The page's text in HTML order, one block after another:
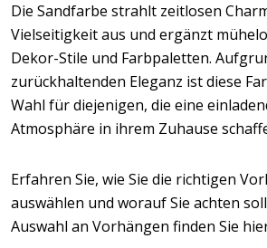
Die Sandfarbe strahlt zeitlosen
Vielseitigkeit aus und ergänzt
Dekor-Stile und Farbpaletten.
zurückhaltenden Eleganz ist diese
Wahl für diejenigen, die eine
Atmosphäre in ihrem Zuhause
Erfahren Sie, wie Sie die richtigen
auswählen und worauf Sie achten
Auswahl an Vorhängen finden Sie